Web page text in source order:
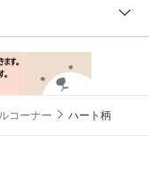
コーナー ハート柄